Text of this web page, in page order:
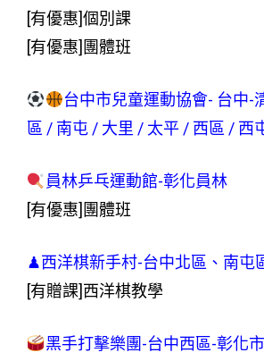
[有優惠]個別課
[有優惠]團體班
台中市兒童運動協會- 台中-
區 / 南屯 / 大里 / 太平 / 西區 / 西
員林乒乓運動館-彰化員林
[有優惠]團體班
♟西洋棋新手村-台中北區、南屯
[有贈課]西洋棋教學
黑手打擊樂團-台中西區-彰化市